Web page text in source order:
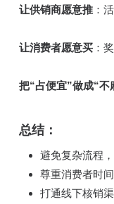
让供销商愿意推：
让消费者愿意买：
把“占便宜”做成“不
总结：
避免复杂流程
尊重消费者时
打通线下核销